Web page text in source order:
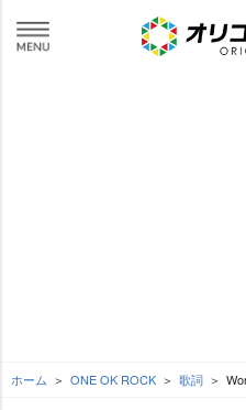
ホーム ONE OK ROCK 歌詞